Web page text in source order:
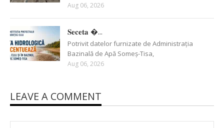
Aug 06, 2026
𝐒𝐞𝐜𝐞𝐭𝐚 �...
Potrivit datelor furnizate de Administrația
Bazinală de Apă Someș-Tisa,
Aug 06, 2026
LEAVE A COMMENT